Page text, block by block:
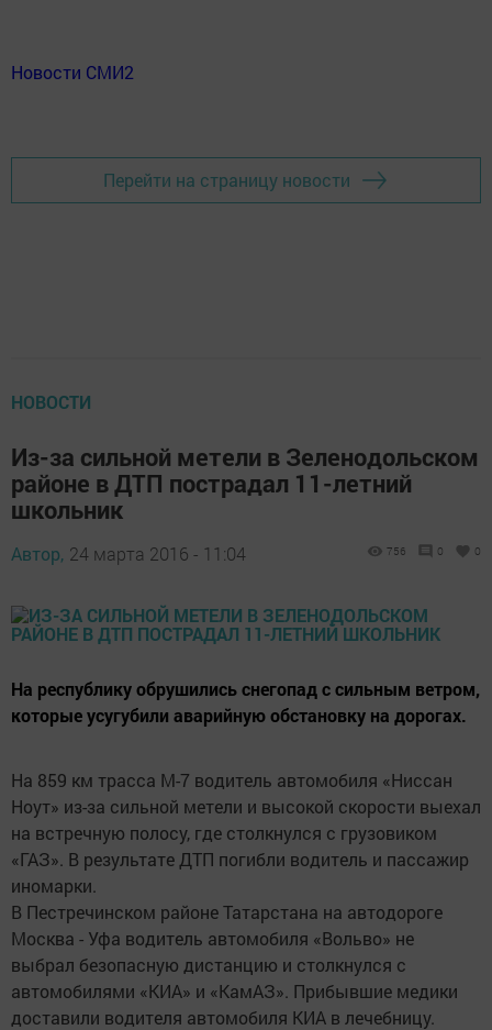
Новости СМИ2
Перейти на страницу новости
НОВОСТИ
Из-за сильной метели в Зеленодольском
районе в ДТП пострадал 11-летний
школьник
Автор, 24 марта 2016 - 11:04 756 0 0
На республику обрушились снегопад с сильным ветром,
которые усугубили аварийную обстановку на дорогах.
На 859 км трасса М-7 водитель автомобиля «Ниссан
Ноут» из-за сильной метели и высокой скорости выехал
на встречную полосу, где столкнулся с грузовиком
«ГАЗ». В результате ДТП погибли водитель и пассажир
иномарки.
В Пестречинском районе Татарстана на автодороге
Москва - Уфа водитель автомобиля «Вольво» не
выбрал безопасную дистанцию и столкнулся с
автомобилями «КИА» и «КамАЗ». Прибывшие медики
доставили водителя автомобиля КИА в лечебницу.